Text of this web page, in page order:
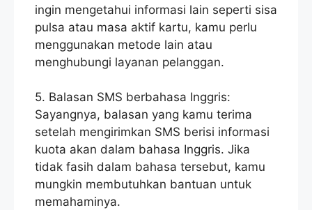
ingin mengetahui informasi lain seperti sisa
pulsa atau masa aktif kartu, kamu perlu
menggunakan metode lain atau
menghubungi layanan pelanggan.
5. Balasan SMS berbahasa Inggris:
Sayangnya, balasan yang kamu terima
setelah mengirimkan SMS berisi informasi
kuota akan dalam bahasa Inggris. Jika
tidak fasih dalam bahasa tersebut, kamu
mungkin membutuhkan bantuan untuk
memahaminya.